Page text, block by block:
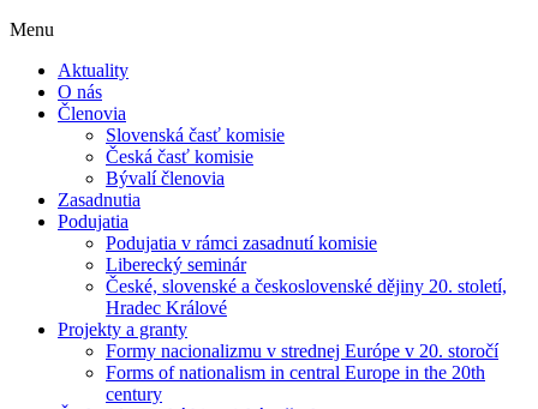
Menu
Aktuality
O nás
Členovia
Slovenská časť komisie
Česká časť komisie
Bývalí členovia
Zasadnutia
Podujatia
Podujatia v rámci zasadnutí komisie
Liberecký seminár
České, slovenské a československé dějiny 20. století,
Hradec Králové
Projekty a granty
Formy nacionalizmu v strednej Európe v 20. storočí
Forms of nationalism in central Europe in the 20th
century